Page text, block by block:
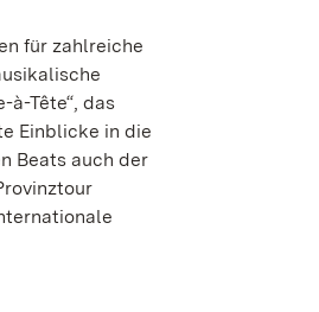
für zahlreiche
Tête“, das
Einblicke in die
Beats auch der